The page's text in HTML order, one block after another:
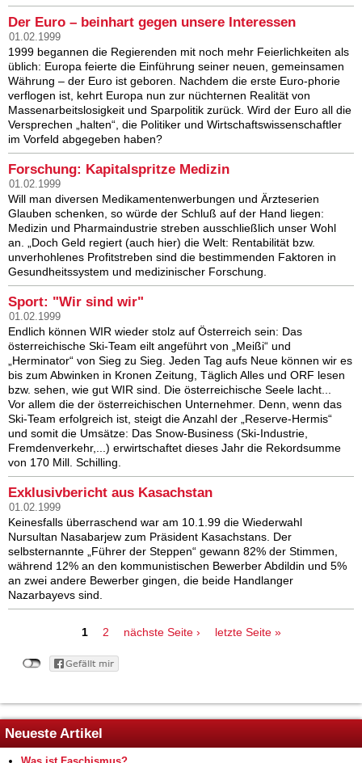
Der Euro – beinhart gegen unsere Interessen
01.02.1999
1999 begannen die Regierenden mit noch mehr Feierlichkeiten als
üblich: Europa feierte die Einführung seiner neuen, gemeinsamen
Währung – der Euro ist geboren. Nachdem die erste Euro-phorie
verflogen ist, kehrt Europa nun zur nüchternen Realität von
Massenarbeitslosigkeit und Sparpolitik zurück. Wird der Euro all die
Versprechen „halten“, die Politiker und Wirtschaftswissenschaftler
im Vorfeld abgegeben haben?
Forschung: Kapitalspritze Medizin
01.02.1999
Will man diversen Medikamentenwerbungen und Ärzteserien
Glauben schenken, so würde der Schluß auf der Hand liegen:
Medizin und Pharmaindustrie streben ausschließlich unser Wohl
an. „Doch Geld regiert (auch hier) die Welt: Rentabilität bzw.
unverhohlenes Profitstreben sind die bestimmenden Faktoren in
Gesundheitssystem und medizinischer Forschung.
Sport: "Wir sind wir"
01.02.1999
Endlich können WIR wieder stolz auf Österreich sein: Das
österreichische Ski-Team eilt angeführt von „Meißi“ und
„Herminator“ von Sieg zu Sieg. Jeden Tag aufs Neue können wir es
bis zum Abwinken in Kronen Zeitung, Täglich Alles und ORF lesen
bzw. sehen, wie gut WIR sind. Die österreichische Seele lacht...
Vor allem die der österreichischen Unternehmer. Denn, wenn das
Ski-Team erfolgreich ist, steigt die Anzahl der „Reserve-Hermis“
und somit die Umsätze: Das Snow-Business (Ski-Industrie,
Fremdenverkehr,...) erwirtschaftet dieses Jahr die Rekordsumme
von 170 Mill. Schilling.
Exklusivbericht aus Kasachstan
01.02.1999
Keinesfalls überraschend war am 10.1.99 die Wiederwahl
Nursultan Nasabarjew zum Präsident Kasachstans. Der
selbsternannte „Führer der Steppen“ gewann 82% der Stimmen,
während 12% an den kommunistischen Bewerber Abdildin und 5%
an zwei andere Bewerber gingen, die beide Handlanger
Nazarbayevs sind.
1 2 nächste Seite › letzte Seite »
Neueste Artikel